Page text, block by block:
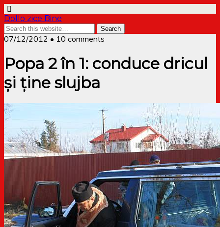
Dollo zice Bine
07/12/2012 • 10 comments
Popa 2 în 1: conduce dricul
și ține slujba